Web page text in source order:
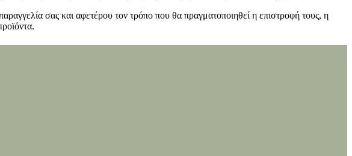
σας και αφετέρου τον τρόπο που θα πραγματοποιηθεί η επιστροφή τους, η